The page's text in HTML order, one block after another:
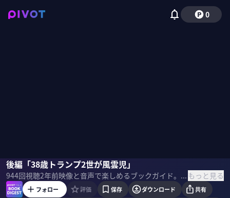
0
後編「38歳トランプ2世が風雲児」
944回視聴2年前 映像と音声で楽しめるブックガイド。話題の新刊の著者・訳者・編集者・思い入れのある人をゲストに呼び、ビジネスパーソンが吸収したい学びを、本の作り手に直接聞きます。 本1冊を読む時間がなかなか取れないという方も、この番組を通じて最新のビジネス書のエッセンスに触れられます。 もっと見る
三牧聖子
フォロー 評価 保存 ダウンロード 共有